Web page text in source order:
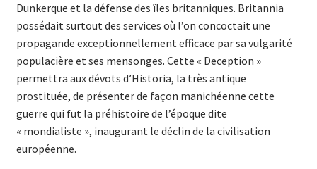
Dunkerque et la défense des îles britanniques. Britannia
possédait surtout des services où l’on concoctait une
propagande exceptionnellement efficace par sa vulgarité
populacière et ses mensonges. Cette « Deception »
permettra aux dévots d’Historia, la très antique
prostituée, de présenter de façon manichéenne cette
guerre qui fut la préhistoire de l’époque dite
« mondialiste », inaugurant le déclin de la civilisation
européenne.